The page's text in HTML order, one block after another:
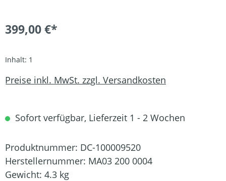
399,00 €*
Inhalt: 1
Preise inkl. MwSt. zzgl. Versandkosten
Sofort verfügbar, Lieferzeit 1 - 2 Wochen
Produktnummer: DC-100009520
Herstellernummer: MA03 200 0004
Gewicht: 4.3 kg